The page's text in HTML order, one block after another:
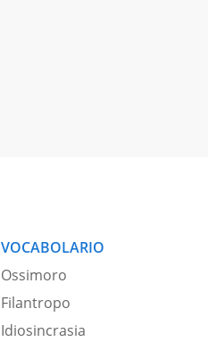
VOCABOLARIO
Ossimoro
Filantropo
Idiosincrasia